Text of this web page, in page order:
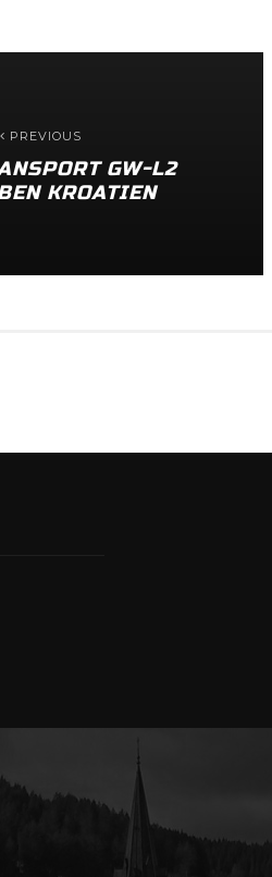
PREVIOUS
GW-L2
KROATIEN